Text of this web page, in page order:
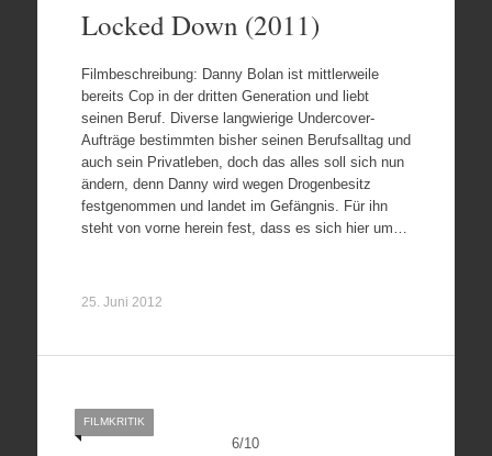
Locked Down (2011)
Filmbeschreibung: Danny Bolan ist mittlerweile
bereits Cop in der dritten Generation und liebt
seinen Beruf. Diverse langwierige Undercover-
Aufträge bestimmten bisher seinen Berufsalltag und
auch sein Privatleben, doch das alles soll sich nun
ändern, denn Danny wird wegen Drogenbesitz
festgenommen und landet im Gefängnis. Für ihn
steht von vorne herein fest, dass es sich hier um…
25. Juni 2012
6/10
FILMKRITIK